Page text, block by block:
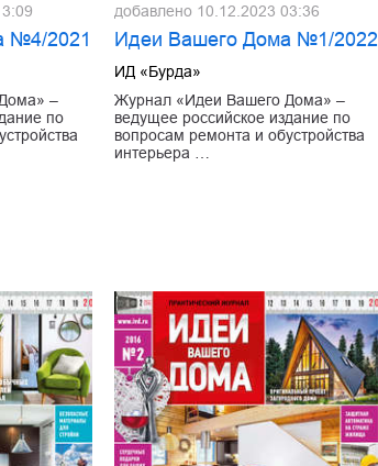
№4/2021
–
по
добавлено 10.12.2023 03:36
Идеи Вашего Дома №1/2022
ИД «Бурда»
Журнал «Идеи Вашего Дома» –
ведущее российское издание по
вопросам ремонта и обустройства
интерьера …